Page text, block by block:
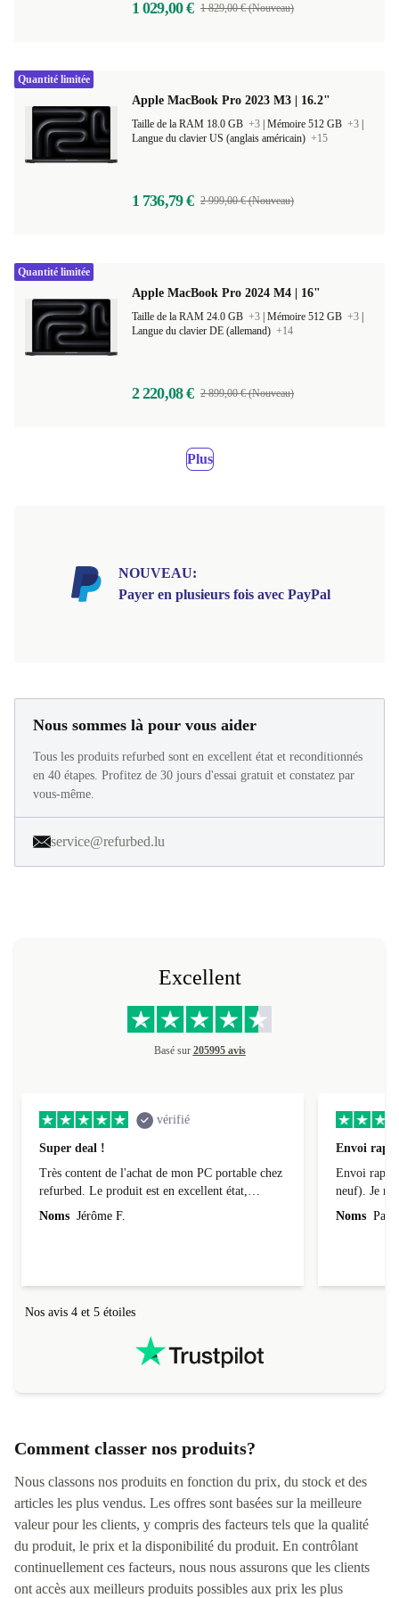
1 029,00 € 1 829,00 € (Nouveau)
Apple MacBook Pro 2023 M3 | 16.2"
Taille de la RAM 18.0 GB +3 Mémoire 512 GB +3
Langue du clavier US (anglais américain) +15
1 736,79 € 2 999,00 € (Nouveau)
Quantité limitée
Apple MacBook Pro 2024 M4 | 16"
Taille de la RAM 24.0 GB +3 Mémoire 512 GB +3
Langue du clavier DE (allemand) +14
2 220,08 € 2 899,00 € (Nouveau)
Quantité limitée
Plus
NOUVEAU:
Payer en plusieurs fois avec PayPal
Nous sommes là pour vous aider
Tous les produits refurbed sont en excellent état et reconditionnés
en 40 étapes. Profitez de 30 jours d'essai gratuit et constatez par
vous-même.
service@refurbed.lu
Excellent
Basé sur 205995 avis
vérifié
Super deal !
Très content de l'achat de mon PC portable chez
refurbed. Le produit est en excellent état,
parfaitement conforme à la description et tourne
Noms Jérôme F.
Envoi
Envoi
neuf). Je
Noms
Nos avis 4 et 5 étoiles
Comment classer nos produits?
Nous classons nos produits en fonction du prix, du stock et des
articles les plus vendus. Les offres sont basées sur la meilleure
valeur pour les clients, y compris des facteurs tels que la qualité
du produit, le prix et la disponibilité du produit. En contrôlant
continuellement ces facteurs, nous nous assurons que les clients
ont accès aux meilleurs produits possibles aux prix les plus